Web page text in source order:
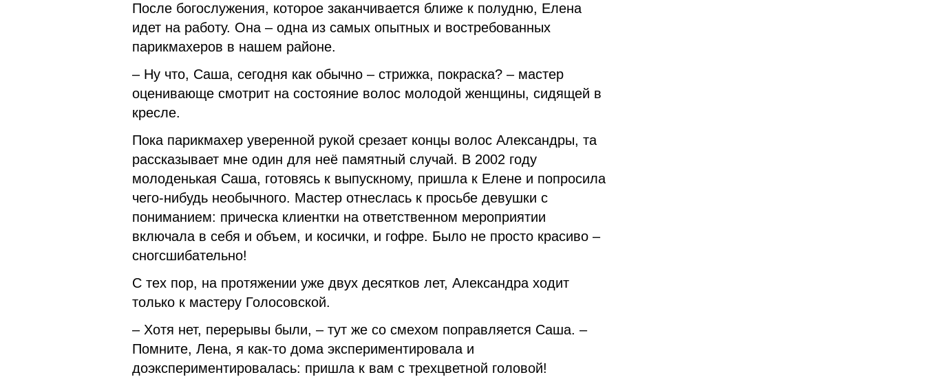
После богослужения, которое заканчивается ближе к полудню, Елена
идет на работу. Она – одна из самых опытных и востребованных
парикмахеров в нашем районе.
– Ну что, Саша, сегодня как обычно – стрижка, покраска? – мастер
оценивающе смотрит на состояние волос молодой женщины, сидящей в
кресле.
Пока парикмахер уверенной рукой срезает концы волос Александры, та
рассказывает мне один для неё памятный случай. В 2002 году
молоденькая Саша, готовясь к выпускному, пришла к Елене и попросила
чего-нибудь необычного. Мастер отнеслась к просьбе девушки с
пониманием: прическа клиентки на ответственном мероприятии
включала в себя и объем, и косички, и гофре. Было не просто красиво –
сногсшибательно!
С тех пор, на протяжении уже двух десятков лет, Александра ходит
только к мастеру Голосовской.
– Хотя нет, перерывы были, – тут же со смехом поправляется Саша. –
Помните, Лена, я как-то дома экспериментировала и
доэкспериментировалась: пришла к вам с трехцветной головой!